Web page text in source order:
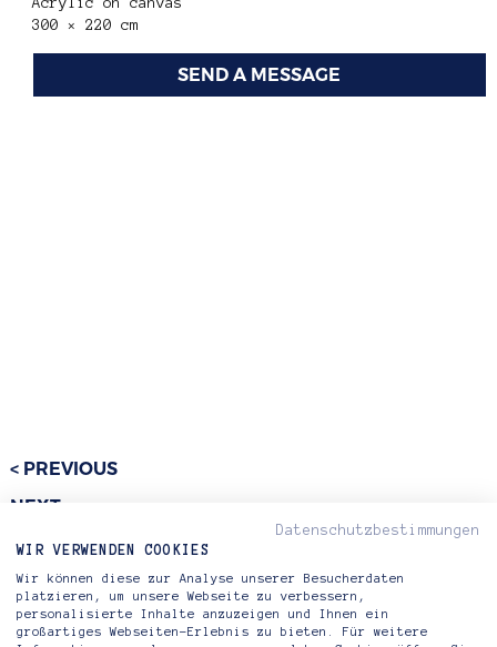
300 × 220 cm
SEND A MESSAGE
< PREVIOUS
NEXT >
Datenschutzbestimmungen
WIR VERWENDEN COOKIES
Wir können diese zur Analyse unserer Besucherdaten
platzieren, um unsere Webseite zu verbessern,
personalisierte Inhalte anzuzeigen und Ihnen ein
großartiges Webseiten-Erlebnis zu bieten. Für weitere